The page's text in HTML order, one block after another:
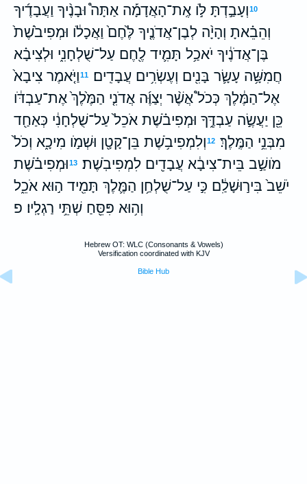
10וְעָבַ֣דְתָּ לֹּ֣ו אֶֽת־הָאֲדָמָ֡ה אַתָּה֩ וּבָנֶ֨יךָ וַעֲבָדֶ֜יךָ
וְהֵבֵ֗אתָ וְהָיָ֨ה לְבֶן־אֲדֹנֶ֤יךָ לֶּ֙חֶם֙ וַאֲכָלֹ֔ו וּמְפִיבֹ֙שֶׁת֙
בֶּן־אֲדֹנֶ֔יךָ יֹאכַ֥ל תָּמִ֛יד לֶ֖חֶם עַל־שֻׁלְחָנִ֑י וּלְצִיבָ֗א
חֲמִשָּׁ֥ה עָשָׂ֛ר בָּנִ֖ים וְעֶשְׂרִ֥ים עֲבָדִֽים׃
11וַיֹּ֤אמֶר צִיבָא֙
אֶל־הַמֶּ֔לֶךְ כְּכֹל֩ אֲשֶׁ֨ר יְצַוֶּ֜ה אֲדֹנִ֤י הַמֶּ֙לֶךְ֙ אֶת־עַבְדֹּ֔ו
כֵּ֖ן יַעֲשֶׂ֣ה עַבְדֶּ֑ךָ וּמְפִיבֹ֗שֶׁת אֹכֵל֙ עַל־שֻׁלְחָנִ֔י כְּאַחַ֖ד
מִבְּנֵ֥י הַמֶּֽלֶךְ׃ 12וְלִמְפִיבֹ֥שֶׁת בֵּן־קָטָ֖ן וּשְׁמֹ֣ו מִיכָ֑א וְכֹל֙
מֹושַׁ֣ב בֵּית־צִיבָ֔א עֲבָדִ֖ים לִמְפִיבֹֽשֶׁת׃ 13וּמְפִיבֹ֗שֶׁת
יֹשֵׁב֙ בִּיר֣וּשָׁלִַ֔ם כִּ֣י עַל־שֻׁלְחַ֥ן הַמֶּ֛לֶךְ תָּמִ֖יד ה֣וּא אֹכֵ֑ל
וְה֥וּא פִּסֵּ֖חַ שְׁתֵּ֥י רַגְלָֽיו׃ פ
Hebrew OT: WLC (Consonants & Vowels)
Versification coordinated with KJV
Bible Hub